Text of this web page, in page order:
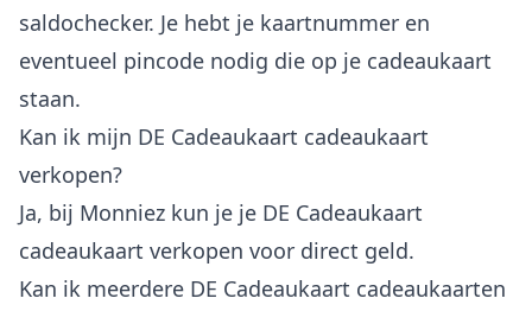
saldochecker. Je hebt je kaartnummer en
eventueel pincode nodig die op je cadeaukaart
staan.
Kan ik mijn DE Cadeaukaart cadeaukaart
verkopen?
Ja, bij Monniez kun je je DE Cadeaukaart
cadeaukaart verkopen voor direct geld.
Kan ik meerdere DE Cadeaukaart cadeaukaarten